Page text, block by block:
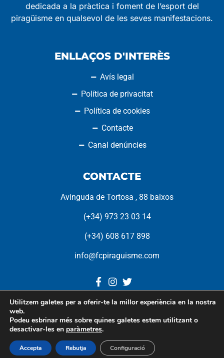
dedicada a la pràctica i foment de l’esport del
piragüisme en qualsevol de les seves manifestacions.
ENLLAÇOS D'INTERÈS
Avís legal
Política de privacitat
Política de cookies
Contacte
Canal denúncies
CONTACTE
Avinguda de Tortosa , 88 baixos
(+34) 973 23 03 14
(+34) 608 617 898
info@fcpiraguisme.com
Federació Catalana de
Piragüisme © 2022. Tots
els drets reservats.
Utilitzem galetes per a oferir-te la millor experiència en la nostra
web.
Podeu esbrinar més sobre quines galetes estem utilitzant o
desactivar-les en paràmetres.
Accepta Rebutja Configuració